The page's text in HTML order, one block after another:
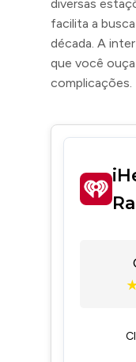
diversas
facilita a
década. A
que você
complicações.